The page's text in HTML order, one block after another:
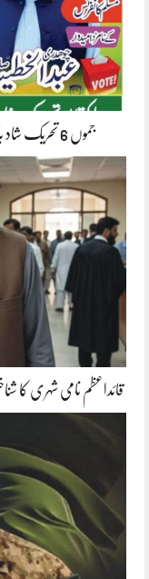
جموں 6 تحریک شاد باد کا عبدالخطیب چودھری کی حمایت کا اعلان
قائداعظم نامی شہری کا